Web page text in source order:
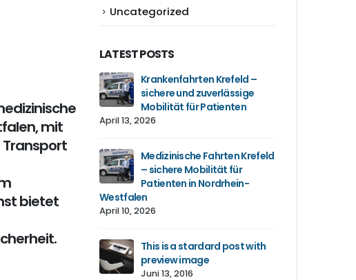
mit
Transport
bietet
Uncategorized
LATEST POSTS
standard image
post
standard
Krankenfahrten Krefeld –
sichere und zuverlässige
Mobilität für Patienten
April 13, 2026
Medizinische Fahrten Krefeld
– sichere Mobilität für
Patienten in Nordrhein-
Westfalen
April 10, 2026
This is a stardard post with
preview image
Juni 13, 2016